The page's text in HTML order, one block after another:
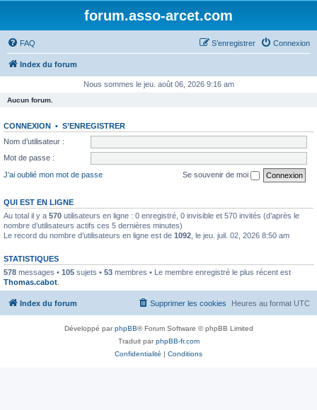
forum.asso-arcet.com
FAQ Connexion
S’enregistrer
Index du forum
Nous sommes le jeu. août 06, 2026 9:16 am
Aucun forum.
CONNEXION • S’ENREGISTRER
Nom d’utilisateur :
Mot de passe :
J’ai oublié mon mot de passe
Se souvenir de moi
QUI EST EN LIGNE
Au total il y a 570 utilisateurs en ligne : 0 enregistré, 0 invisible et 570 invités (d’après le
nombre d’utilisateurs actifs ces 5 dernières minutes)
Le record du nombre d’utilisateurs en ligne est de 1092 , le jeu. juil. 02, 2026 8:50 am
STATISTIQUES
578 messages • 105 sujets • 53 membres • Le membre enregistré le plus récent est
Thomas.cabot
Index du forum Heures au format UTC
Supprimer les cookies
Développé parphpBB® Forum Software © phpBB Limited
Traduit parphpBB-fr.com
Confidentialité | Conditions